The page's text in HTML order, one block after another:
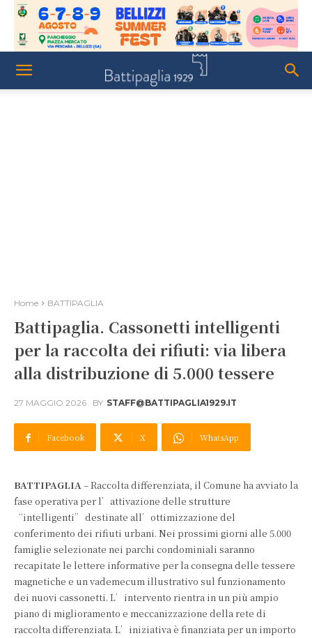
Home BATTIPAGLIA
Battipaglia. Cassonetti intelligenti
per la raccolta dei rifiuti: via libera
alla distribuzione di 5.000 tessere
27 MAGGIO 2026 BY STAFF@BATTIPAGLIA1929.IT
Facebook X WhatsApp
BATTIPAGLIA– Raccolta differenziata, il Comune ha avviato la
fase operativa per l’attivazione delle strutture
“intelligenti” destinate all’ottimizzazione del
conferimento dei rifiuti urbani. Nei prossimi giorni alle 5.000
famiglie selezionate nei parchi condominiali saranno
recapitate le lettere informative per la consegna delle tessere
magnetiche e un vademecum illustrativo sul funzionamento
dei nuovi cassonetti. L’intervento rientra in un più ampio
piano di miglioramento e meccanizzazione della rete di
raccolta differenziata. L’iniziativa è finanziata per un importo